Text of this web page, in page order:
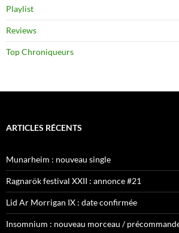
Playlist
Reviews
Top Chroniqueurs
ARTICLES RÉCENTS
Munarheim : nouveau single
Ragnarök festival XXII : annonce #21
Lid Ar Morrigan IX : date confirmée
Insomnium : nouveau morceau /